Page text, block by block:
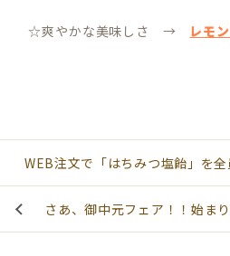
☆爽やかな美味しさ → レモ
WEB注文で「はちみつ塩飴」を
さあ、御中元フェア！！始ま